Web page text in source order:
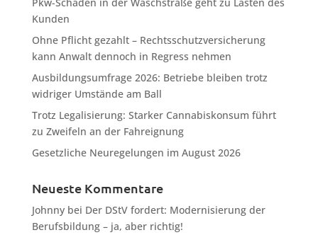
Kunden
Ohne Pflicht gezahlt – Rechtsschutzversicherung
kann Anwalt dennoch in Regress nehmen
Ausbildungsumfrage 2026: Betriebe bleiben trotz
widriger Umstände am Ball
Trotz Legalisierung: Starker Cannabiskonsum führt
zu Zweifeln an der Fahreignung
Gesetzliche Neuregelungen im August 2026
Neueste Kommentare
Johnnybei Der DStV fordert: Modernisierung der
Berufsbildung – ja, aber richtig!